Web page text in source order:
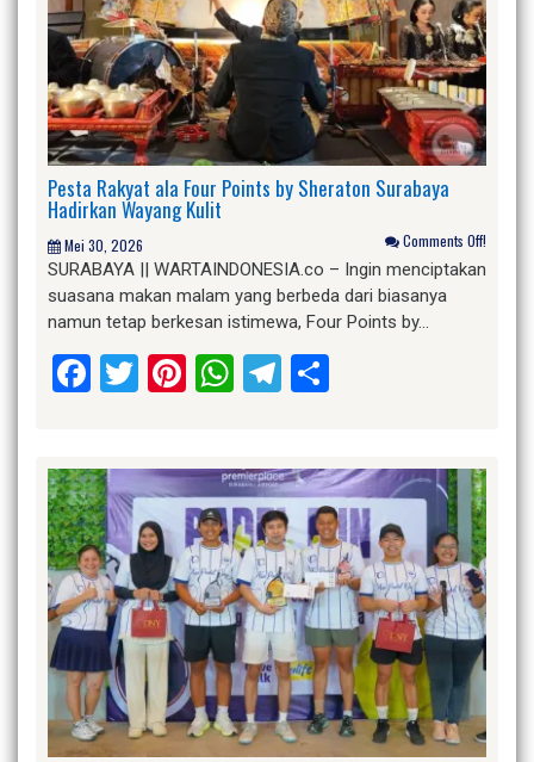
Pesta Rakyat ala Four Points by Sheraton Surabaya
Hadirkan Wayang Kulit
Mei 30, 2026 Comments Off!
SURABAYA || WARTAINDONESIA.co – Ingin menciptakan
suasana makan malam yang berbeda dari biasanya
namun tetap berkesan istimewa, Four Points by…
Facebook
Twitter
Pinterest
WhatsApp
Telegram